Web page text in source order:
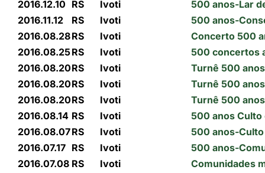
2016.12.10 RS Ivoti
500 anos-Lar
2016.11.12
RS Ivoti
500 anos-
2016.08.28RS Ivoti
Concerto 500
2016.08.25RS Ivoti
500 concertos
2016.08.20RS Ivoti
Turnê 500
2016.08.20RS Ivoti
Turnê 500
2016.08.20RS Ivoti
Turnê 500
2016.08.14 RS Ivoti
500 anos Culto
2016.08.07RS Ivoti
500 anos-
2016.07.17 RS Ivoti
500 anos-
2016.07.08 RS Ivoti
Comunidades